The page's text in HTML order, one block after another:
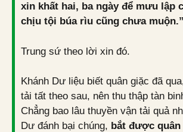
xin khất hai, ba ngày để mưu lập
chịu tội búa rìu cũng chưa muộn.”
Trung sứ theo lời xin đó.
Khánh Dư liệu biết quân giặc đã
tải tất theo sau, nên thu thập tàn
Chẳng bao lâu thuyền vận tải quả
Dư đánh bại chúng, bắt được